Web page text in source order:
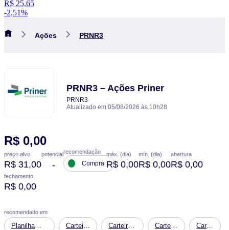
R$ 25,65
-2,51%
Ações PRNR3
PRNR3 – Ações Priner
PRNR3
Atualizado em 05/08/2026 às 10h28
R$ 0,00
preço alvo
R$ 31,00
potencial
-
recomendação
Compra
máx. (dia)
R$ 0,00
mín. (dia)
R$ 0,00
abertura
R$ 0,00
fechamento
R$ 0,00
recomendado em
Planilha
Carteira
Carteira
Carteira
Carteira